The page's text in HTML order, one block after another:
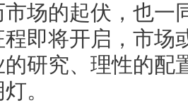
场的起伏，也一
即将开启，市场
的研究、理性的配
。